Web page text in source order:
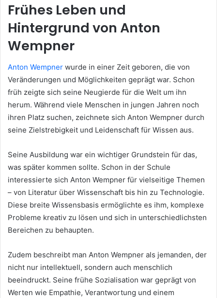
Frühes Leben und
Hintergrund von Anton
Wempner
Anton Wempner wurde in einer Zeit geboren, die von
Veränderungen und Möglichkeiten geprägt war. Schon
früh zeigte sich seine Neugierde für die Welt um ihn
herum. Während viele Menschen in jungen Jahren noch
ihren Platz suchen, zeichnete sich Anton Wempner durch
seine Zielstrebigkeit und Leidenschaft für Wissen aus.
Seine Ausbildung war ein wichtiger Grundstein für das,
was später kommen sollte. Schon in der Schule
interessierte sich Anton Wempner für vielseitige Themen
– von Literatur über Wissenschaft bis hin zu Technologie.
Diese breite Wissensbasis ermöglichte es ihm, komplexe
Probleme kreativ zu lösen und sich in unterschiedlichsten
Bereichen zu behaupten.
Zudem beschreibt man Anton Wempner als jemanden, der
nicht nur intellektuell, sondern auch menschlich
beeindruckt. Seine frühe Sozialisation war geprägt von
Werten wie Empathie, Verantwortung und einem